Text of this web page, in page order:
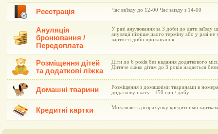
Реєстрація Час виїзду до 12-00 Час заїзду з 14-00
Ануляція
бронювання /
Передоплата
У разі анулювання за 3 доби до дати заїзду
ануляції пізніше цього терміну або у разі не
вартості доби проживання.
Розміщення дітей
та додаткові ліжка
Діти до 6 років без надання додаткового
Дитяче ліжко дітям до 3 років надається
Домашні тварини
Розміщення з домашніми тваринами в
додаткову плату - 150 грн / добу.
Кредитні картки Можливість розрахунку кредитними